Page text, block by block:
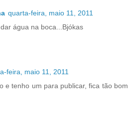
quarta-feira, maio 11, 2011
água na boca...Bjókas
feira, maio 11, 2011
e tenho um para publicar, fica tão bom